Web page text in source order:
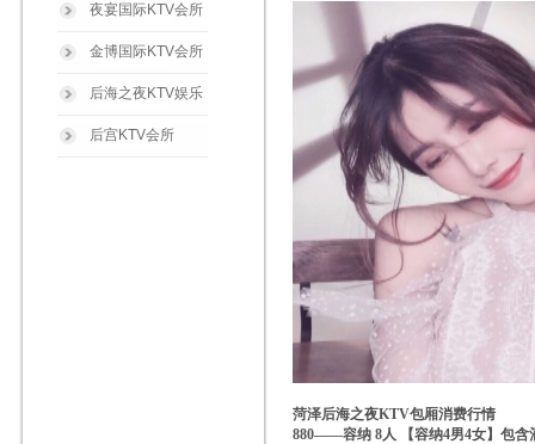
夜宴国际KTV会所
金博国际KTV会所
后海之夜KTV娱乐
后宫KTV会所
菏泽后海之夜KTV包厢消费行情
880——容纳 8人 【容纳4男4女】包含